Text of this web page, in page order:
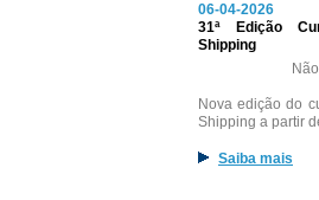
06-04-2026
31ª Edição
Shipping
Nova edição do
Shipping a partir
Saiba mais